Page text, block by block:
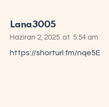
Lana3005
Haziran 2, 2025 at 5:54 am
https://shorturl.fm/nqe5E